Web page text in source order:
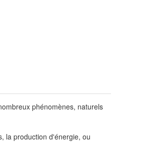
phénomènes, naturels
la production d'énergie, ou